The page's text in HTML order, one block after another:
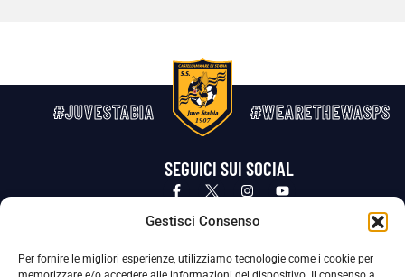
Gestisci Consenso
Per fornire le migliori esperienze, utilizziamo tecnologie come i cookie per
#JUVESTABIA #WEARETHEWASPS
SEGUICI SUI SOCIAL
Privacy Policy Cookie Policy
La Società ha nominato il Responsabile della Protezione dei Dati Personali (DPO), figura specializzata che vigila sulle modalità